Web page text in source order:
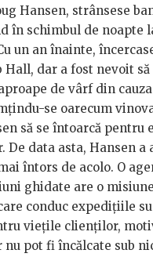
Hansen, strânsese
în schimbul de noapte
un an înainte,
Hall, dar a fost nevoit
de vârf din
se oarecum
să se întoarcă pentru
De data asta, Hansen a
întors de acolo. O
ghidate are o
conduc expedițiile
viețile clienților,
pot fi încălcate sub